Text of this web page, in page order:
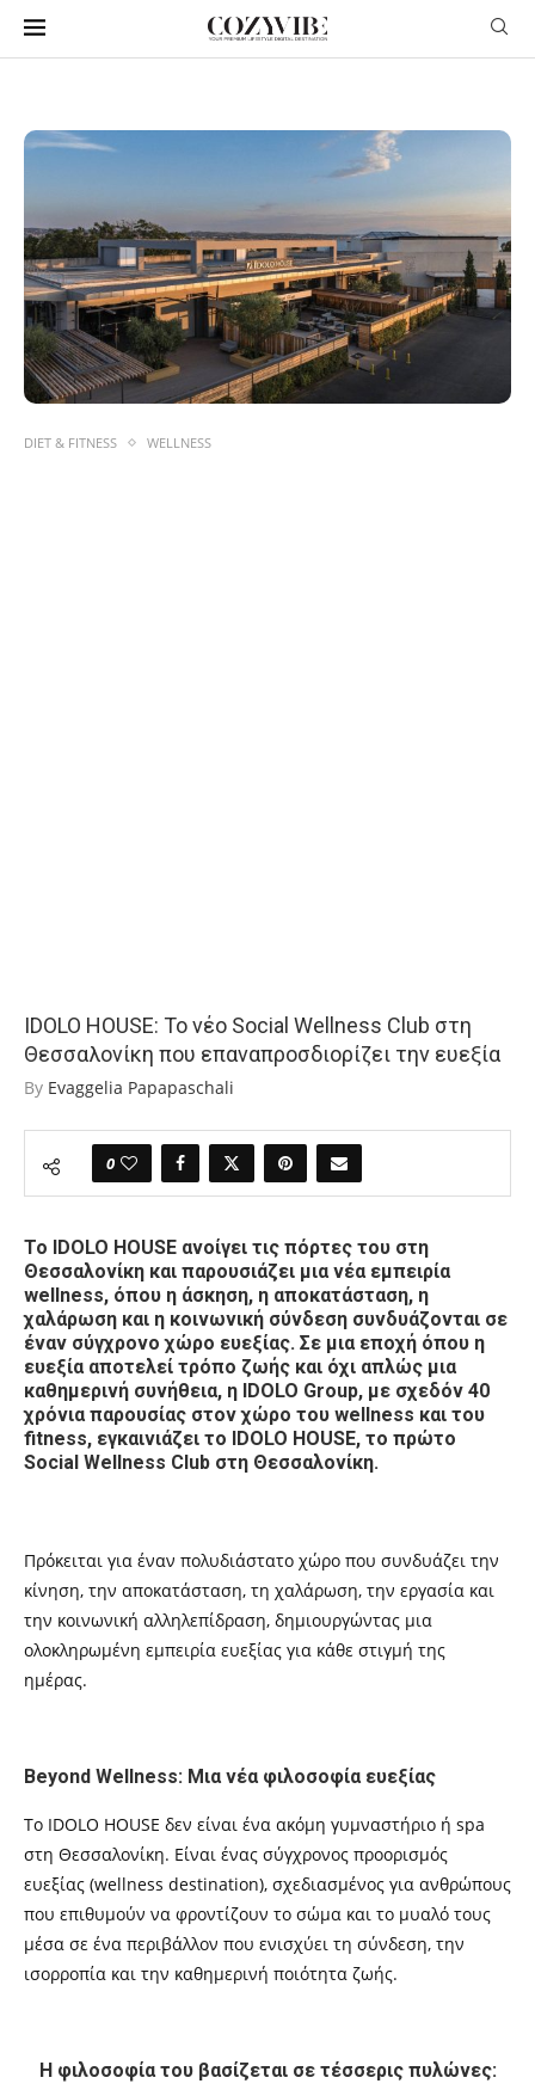
DIET & FITNESS WELLNESS
IDOLO HOUSE: Το νέο Social Wellness Club στη
Θεσσαλονίκη που επαναπροσδιορίζει την ευεξία
By Evaggelia Papapaschali
0
Το IDOLO HOUSE ανοίγει τις πόρτες του στη
Θεσσαλονίκη και παρουσιάζει μια νέα εμπειρία
wellness, όπου η άσκηση, η αποκατάσταση, η
χαλάρωση και η κοινωνική σύνδεση συνδυάζονται σε
έναν σύγχρονο χώρο ευεξίας. Σε μια εποχή όπου η
ευεξία αποτελεί τρόπο ζωής και όχι απλώς μια
καθημερινή συνήθεια, η IDOLO Group, με σχεδόν 40
χρόνια παρουσίας στον χώρο του wellness και του
fitness, εγκαινιάζει το IDOLO HOUSE, το πρώτο
Social Wellness Club στη Θεσσαλονίκη.
Πρόκειται για έναν πολυδιάστατο χώρο που συνδυάζει την
κίνηση, την αποκατάσταση, τη χαλάρωση, την εργασία και
την κοινωνική αλληλεπίδραση, δημιουργώντας μια
ολοκληρωμένη εμπειρία ευεξίας για κάθε στιγμή της
ημέρας.
Beyond Wellness: Μια νέα φιλοσοφία ευεξίας
Το IDOLO HOUSE δεν είναι ένα ακόμη γυμναστήριο ή spa
στη Θεσσαλονίκη. Είναι ένας σύγχρονος προορισμός
ευεξίας (wellness destination), σχεδιασμένος για ανθρώπους
που επιθυμούν να φροντίζουν το σώμα και το μυαλό τους
μέσα σε ένα περιβάλλον που ενισχύει τη σύνδεση, την
ισορροπία και την καθημερινή ποιότητα ζωής.
Η φιλοσοφία του βασίζεται σε τέσσερις πυλώνες: